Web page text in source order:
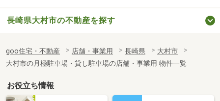
長崎県大村市の不動産を探す
goo住宅・不動産 店舗・事業用 長崎県
大村市
大村市の月極駐車場・貸し駐車場の店舗・事業用 物件一覧
お役立ち情報